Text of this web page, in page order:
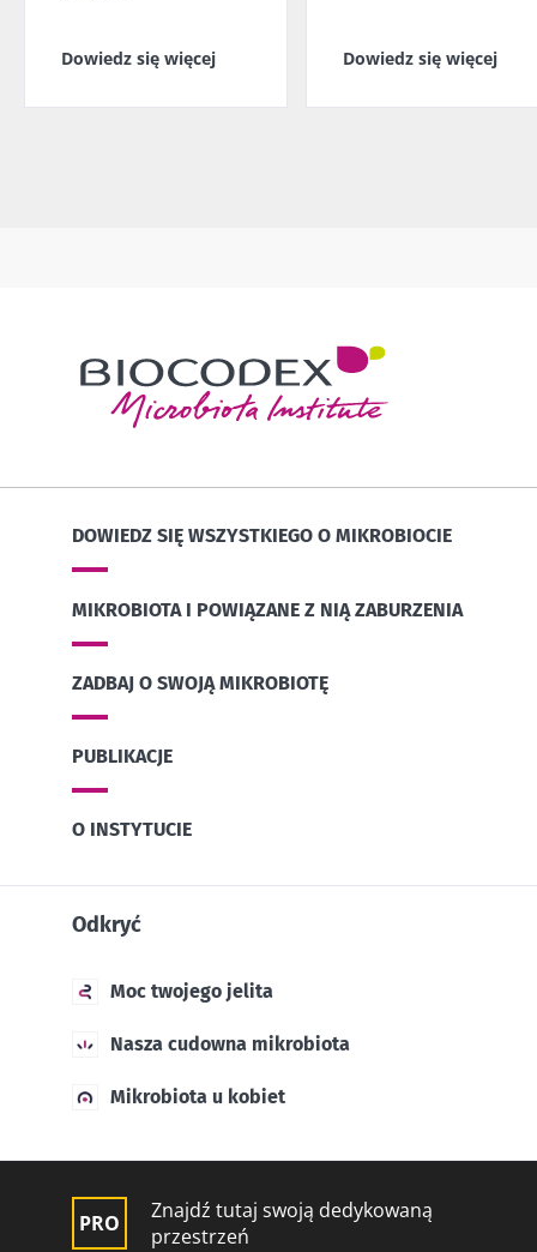
Dowiedz się więcej Dowiedz się więcej
DOWIEDZ SIĘ WSZYSTKIEGO O MIKROBIOCIE
MIKROBIOTA I POWIĄZANE Z NIĄ ZABURZENIA
ZADBAJ O SWOJĄ MIKROBIOTĘ
PUBLIKACJE
O INSTYTUCIE
Odkryć
Moc twojego jelita
Nasza cudowna mikrobiota
Mikrobiota u kobiet
Znajdź tutaj swoją dedykowaną
przestrzeń